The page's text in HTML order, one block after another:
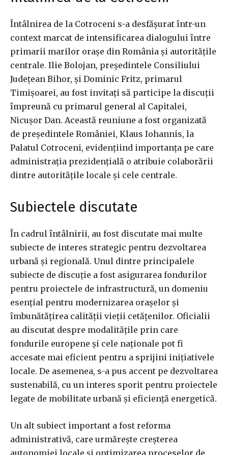
Întâlnirea de la Cotroceni s-a desfășurat într-un
context marcat de intensificarea dialogului între
primarii marilor orașe din România și autoritățile
centrale. Ilie Bolojan, președintele Consiliului
Județean Bihor, și Dominic Fritz, primarul
Timișoarei, au fost invitați să participe la discuții
împreună cu primarul general al Capitalei,
Nicușor Dan. Această reuniune a fost organizată
de președintele României, Klaus Iohannis, la
Palatul Cotroceni, evidențiind importanța pe care
administrația prezidențială o atribuie colaborării
dintre autoritățile locale și cele centrale.
Subiectele discutate
În cadrul întâlnirii, au fost discutate mai multe
subiecte de interes strategic pentru dezvoltarea
urbană și regională. Unul dintre principalele
subiecte de discuție a fost asigurarea fondurilor
pentru proiectele de infrastructură, un domeniu
esențial pentru modernizarea orașelor și
îmbunătățirea calității vieții cetățenilor. Oficialii
au discutat despre modalitățile prin care
fondurile europene și cele naționale pot fi
accesate mai eficient pentru a sprijini inițiativele
locale. De asemenea, s-a pus accent pe dezvoltarea
sustenabilă, cu un interes sporit pentru proiectele
legate de mobilitate urbană și eficiență energetică.
Un alt subiect important a fost reforma
administrativă, care urmărește creșterea